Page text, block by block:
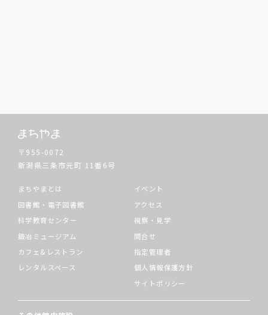
〒955-0072
新潟県三条市元町 11番6号
まちやまとは
図書館・電子図書館
科学教育センター
鍛冶ミュージアム
カフェ&レストラン
レンタルスペース
イベント
アクセス
視察・見学
問合せ
指定管理者
個人情報保護方針
サイトポリシー